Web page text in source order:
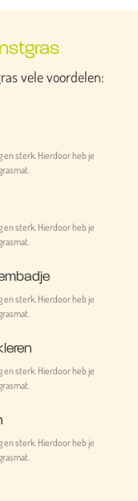
vele voordelen:
en sterk. Hierdoor heb je
en sterk. Hierdoor heb je
en sterk. Hierdoor heb je
en sterk. Hierdoor heb je
en sterk. Hierdoor heb je